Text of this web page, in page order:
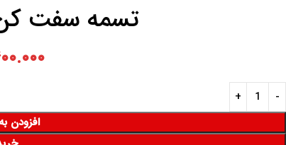
تسمه سفت کن
افزودن